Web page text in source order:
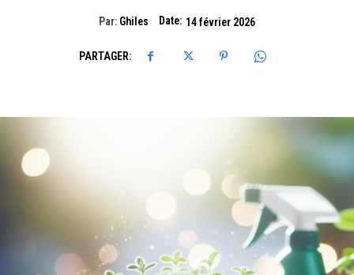
Par: Ghiles Date: 14 février 2026
PARTAGER: